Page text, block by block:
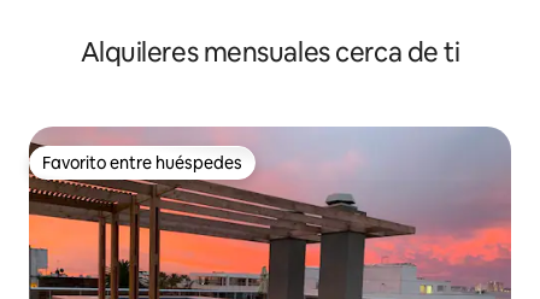
Alquileres mensuales cerca de ti
Favorito entre huéspedes
Favorito entre huéspedes